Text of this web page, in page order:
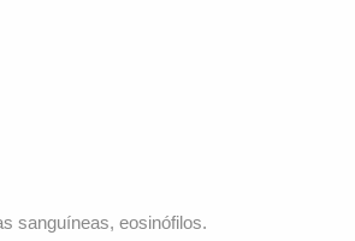
sanguíneas, eosinófilos.